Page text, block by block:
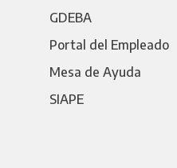
GDEBA
Portal del Empleado
Mesa de Ayuda
SIAPE